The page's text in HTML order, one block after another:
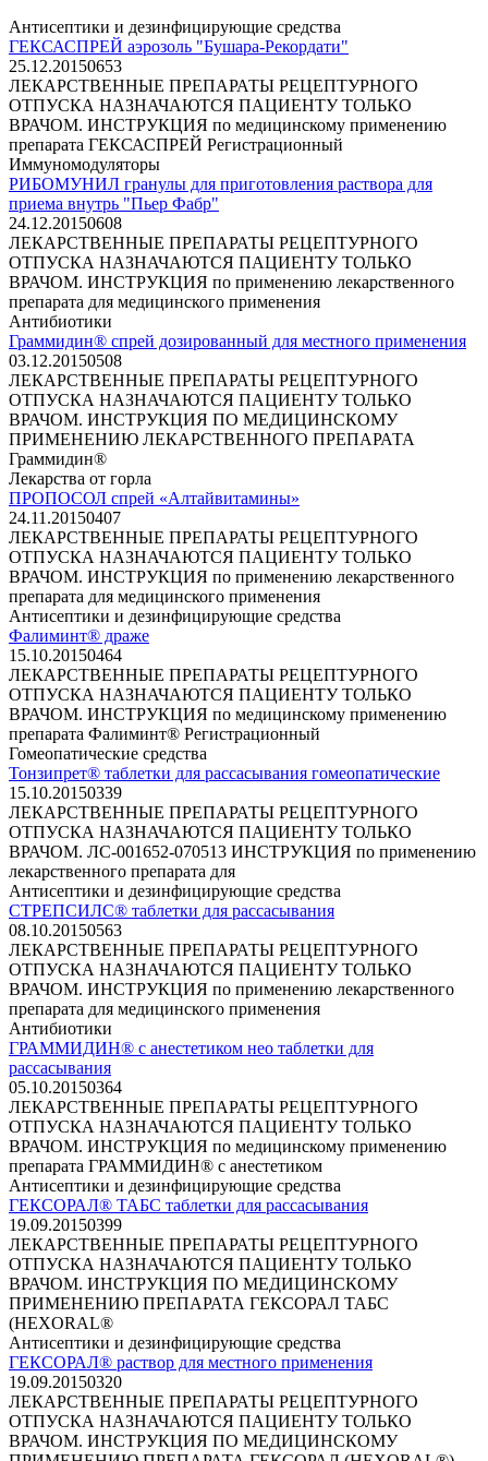
Антисептики и дезинфицирующие средства
ГЕКСАСПРЕЙ аэрозоль "Бушара-Рекордати"
25.12.20150653
ЛЕКАРСТВЕННЫЕ ПРЕПАРАТЫ РЕЦЕПТУРНОГО
ОТПУСКА НАЗНАЧАЮТСЯ ПАЦИЕНТУ ТОЛЬКО
ВРАЧОМ. ИНСТРУКЦИЯ по медицинскому применению
препарата ГЕКСАСПРЕЙ Регистрационный
Иммуномодуляторы
РИБОМУНИЛ гранулы для приготовления раствора для
приема внутрь "Пьер Фабр"
24.12.20150608
ЛЕКАРСТВЕННЫЕ ПРЕПАРАТЫ РЕЦЕПТУРНОГО
ОТПУСКА НАЗНАЧАЮТСЯ ПАЦИЕНТУ ТОЛЬКО
ВРАЧОМ. ИНСТРУКЦИЯ по применению лекарственного
препарата для медицинского применения
Антибиотики
Граммидин® спрей дозированный для местного применения
03.12.20150508
ЛЕКАРСТВЕННЫЕ ПРЕПАРАТЫ РЕЦЕПТУРНОГО
ОТПУСКА НАЗНАЧАЮТСЯ ПАЦИЕНТУ ТОЛЬКО
ВРАЧОМ. ИНСТРУКЦИЯ ПО МЕДИЦИНСКОМУ
ПРИМЕНЕНИЮ ЛЕКАРСТВЕННОГО ПРЕПАРАТА
Граммидин®
Лекарства от горла
ПРОПОСОЛ спрей «Алтайвитамины»
24.11.20150407
ЛЕКАРСТВЕННЫЕ ПРЕПАРАТЫ РЕЦЕПТУРНОГО
ОТПУСКА НАЗНАЧАЮТСЯ ПАЦИЕНТУ ТОЛЬКО
ВРАЧОМ. ИНСТРУКЦИЯ по применению лекарственного
препарата для медицинского применения
Антисептики и дезинфицирующие средства
Фалиминт® драже
15.10.20150464
ЛЕКАРСТВЕННЫЕ ПРЕПАРАТЫ РЕЦЕПТУРНОГО
ОТПУСКА НАЗНАЧАЮТСЯ ПАЦИЕНТУ ТОЛЬКО
ВРАЧОМ. ИНСТРУКЦИЯ по медицинскому применению
препарата Фалиминт® Регистрационный
Гомеопатические средства
Тонзипрет® таблетки для рассасывания гомеопатические
15.10.20150339
ЛЕКАРСТВЕННЫЕ ПРЕПАРАТЫ РЕЦЕПТУРНОГО
ОТПУСКА НАЗНАЧАЮТСЯ ПАЦИЕНТУ ТОЛЬКО
ВРАЧОМ. ЛС-001652-070513 ИНСТРУКЦИЯ по применению
лекарственного препарата для
Антисептики и дезинфицирующие средства
СТРЕПСИЛС® таблетки для рассасывания
08.10.20150563
ЛЕКАРСТВЕННЫЕ ПРЕПАРАТЫ РЕЦЕПТУРНОГО
ОТПУСКА НАЗНАЧАЮТСЯ ПАЦИЕНТУ ТОЛЬКО
ВРАЧОМ. ИНСТРУКЦИЯ по применению лекарственного
препарата для медицинского применения
Антибиотики
ГРАММИДИН® с анестетиком нео таблетки для
рассасывания
05.10.20150364
ЛЕКАРСТВЕННЫЕ ПРЕПАРАТЫ РЕЦЕПТУРНОГО
ОТПУСКА НАЗНАЧАЮТСЯ ПАЦИЕНТУ ТОЛЬКО
ВРАЧОМ. ИНСТРУКЦИЯ по медицинскому применению
препарата ГРАММИДИН® с анестетиком
Антисептики и дезинфицирующие средства
ГЕКСОРАЛ® ТАБС таблетки для рассасывания
19.09.20150399
ЛЕКАРСТВЕННЫЕ ПРЕПАРАТЫ РЕЦЕПТУРНОГО
ОТПУСКА НАЗНАЧАЮТСЯ ПАЦИЕНТУ ТОЛЬКО
ВРАЧОМ. ИНСТРУКЦИЯ ПО МЕДИЦИНСКОМУ
ПРИМЕНЕНИЮ ПРЕПАРАТА ГЕКСОРАЛ ТАБС
(HEXORAL®
Антисептики и дезинфицирующие средства
ГЕКСОРАЛ® раствор для местного применения
19.09.20150320
ЛЕКАРСТВЕННЫЕ ПРЕПАРАТЫ РЕЦЕПТУРНОГО
ОТПУСКА НАЗНАЧАЮТСЯ ПАЦИЕНТУ ТОЛЬКО
ВРАЧОМ. ИНСТРУКЦИЯ ПО МЕДИЦИНСКОМУ